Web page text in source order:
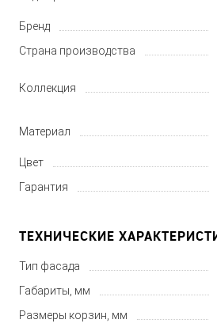
Бренд
Страна производства
Коллекция
Материал
Цвет
Гарантия
ТЕХНИЧЕСКИЕ
Тип фасада
Габариты, мм
Размеры корзин, мм